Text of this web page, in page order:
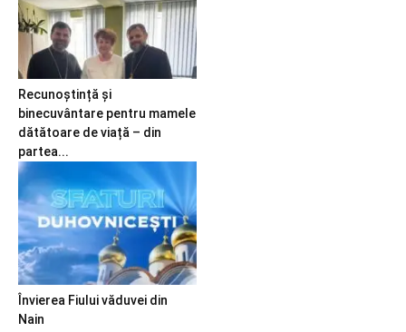
Recunoștință și
binecuvântare pentru mamele
dătătoare de viață – din
partea...
Învierea Fiului văduvei din
Nain